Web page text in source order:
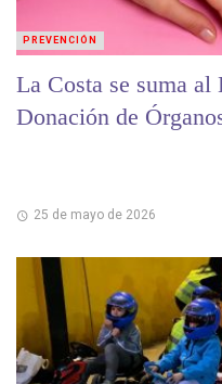
La Costa se suma
Donación de
25 de mayo de 2026
PREVENCIÓN